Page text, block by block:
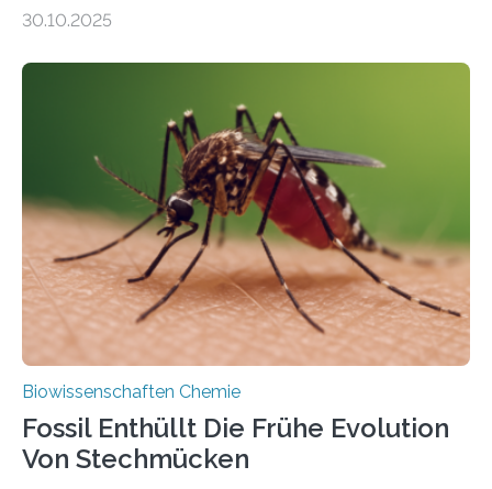
Landpflanzen zählen zu den komplexesten
Grünalgen, die vor Hunderten von Millionen Jahren
lebten. Unter den Vorfahren sticht eine Gruppe heraus,
die noch heute in der Natur vorkommt: die
Süßwasseralge Coleochaetophyceae. Einige Arten
dieser Gruppe bilden aus Zellfäden dichte Geflechte
mit scheibenförmiger Gestalt. Was auffällig ist: Die
nächsten…
30.10.2025
Biowissenschaften Chemie
Fossil Enthüllt Die Frühe Evolution
Von Stechmücken